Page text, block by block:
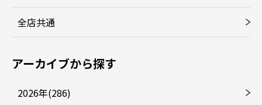
全店共通
アーカイブから探す
2026年(286)